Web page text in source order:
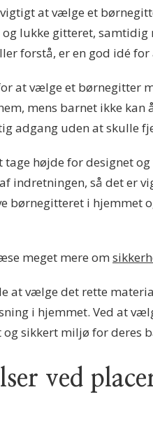
at vælge et
lukke gitteret, samtidig
forstå, er en god idé
at vælge et børnegitter
mens barnet ikke
adgang uden at skulle
tage højde for designet
indretningen, så det er
børnegitteret i
meget mere om
at vælge det rette
i hjemmet. Ved at
sikkert miljø for deres
ved